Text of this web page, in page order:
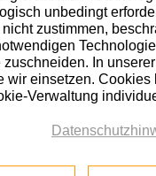
Das
unbedingt
zustimmen,
In
wir einsetzen.
Verwaltung